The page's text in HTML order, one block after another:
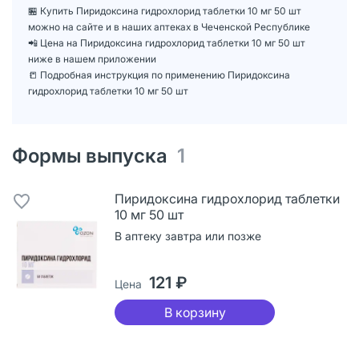
🏪 Купить Пиридоксина гидрохлорид таблетки 10 мг 50 шт
можно на сайте и в наших аптеках в Чеченской Республике
📲 Цена на Пиридоксина гидрохлорид таблетки 10 мг 50 шт
ниже в нашем приложении
📒 Подробная инструкция по применению Пиридоксина
гидрохлорид таблетки 10 мг 50 шт
Формы выпуска 1
Пиридоксина гидрохлорид таблетки
10 мг 50 шт
В аптеку завтра или позже
Цена 121 ₽
В корзину